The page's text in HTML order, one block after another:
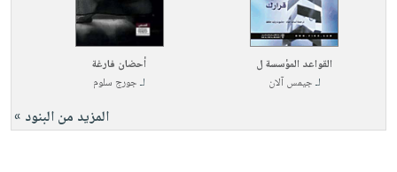
القواعد المؤسسة ل
لـجيمس آلان
أحضان فارغة
لـجورج سلوم
المزيد من البنود »